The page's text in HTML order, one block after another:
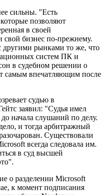
сильны. "Есть
позволяют
в своей
свой бизнес по-прежнему.
другими рынками то же, что
систем ПК и
в судебном решении о
самым впечатляющим после
судью в
заявил: "Судья имел
начала слушаний по делу.
и тогда арбитражный
Существовали
всегда следовала им.
в суд высшей
о разделении Microsoft
к момент подписания